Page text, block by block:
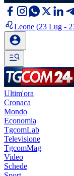
Leone (23 Lug -
Ultim'ora
Cronaca
Mondo
Economia
TgcomLab
Televisione
TgcomMag
Video
Schede